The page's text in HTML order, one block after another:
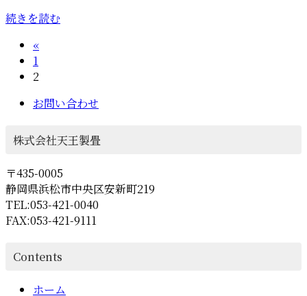
続きを読む
投
稿
の
ー
ジ
送
り
«
固
定
ー
1
固
ペ
ジ
2
お問い合わせ
株式会社天王製畳
〒435-0005
静岡県浜松市中央区安新町219
TEL:053-421-0040
FAX:053-421-9111
Contents
ホーム